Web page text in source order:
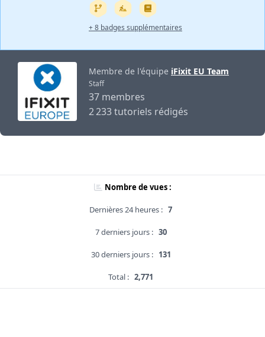
+ 8 badges supplémentaires
Membre de l'équipe iFixit EU Team
Staff
37 membres
2 233 tutoriels rédigés
Nombre de vues :
Dernières 24 heures : 7
7 derniers jours : 30
30 derniers jours : 131
Total : 2,771